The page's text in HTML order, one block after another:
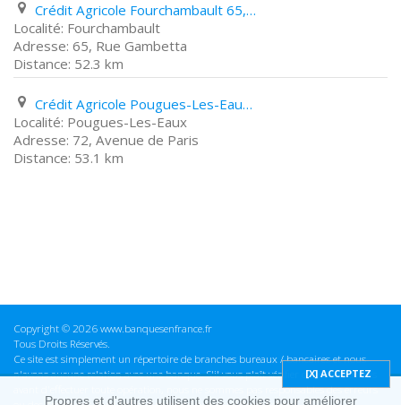
Crédit Agricole Fourchambault 65, Rue Gambetta
Fourchambault
65, Rue Gambetta
52.3 km
Crédit Agricole Pougues-Les-Eaux 72, Avenue de Paris
Pougues-Les-Eaux
72, Avenue de Paris
53.1 km
Copyright © 2026 www.banquesenfrance.fr
Tous Droits Réservés.
Ce site est simplement un répertoire de branches bureaux / bancaires et nous
n'avons aucune relation avec une banque. S'il vous plaît vérifier ces informations
avant d'effectuer toute opération, nous ne sommes pas responsables des erreurs
Propres et d'autres utilisent des cookies pour améliorer